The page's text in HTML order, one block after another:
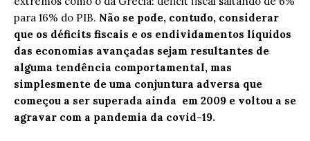
para 16% do PIB. Não se pode, contudo, considerar
que os déficits fiscais e os endividamentos líquidos
das economias avançadas sejam resultantes de
alguma tendência comportamental, mas
simplesmente de uma conjuntura adversa que
começou a ser superada ainda em 2009 e voltou a se
agravar com a pandemia da covid-19.